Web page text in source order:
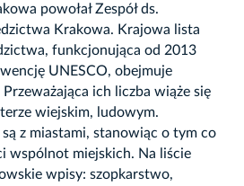
powołał Zespół ds.
Krakowa. Krajowa lista
funkcjonująca od 2013
UNESCO, obejmuje
ich liczba wiąże się
wiejskim, ludowym.
z miastami, stanowiąc o tym co
wspólnot miejskich. Na liście
wpisy: szopkarstwo,